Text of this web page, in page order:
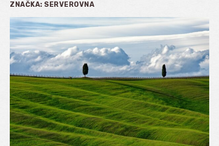
ZNAČKA: SERVEROVNA